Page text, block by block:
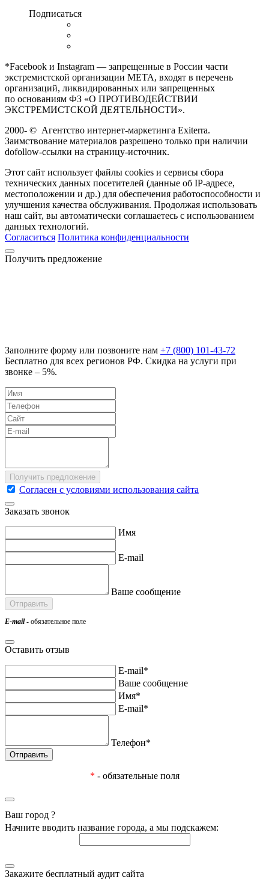
Подписаться
*Facebook и Instagram — запрещенные в России части
экстремистской организации META, входят в перечень
организаций, ликвидированных или запрещенных
по основаниям ФЗ «О ПРОТИВОДЕЙСТВИИ
ЭКСТРЕМИСТСКОЙ ДЕЯТЕЛЬНОСТИ».
2000- © Агентство интернет-маркетинга Exiterra.
Заимствование материалов разрешено только при наличии
dofollow-ссылки на страницу-источник.
Этот сайт использует файлы cookies и сервисы сбора
технических данных посетителей (данные об IP-адресе,
местоположении и др.) для обеспечения работоспособности и
улучшения качества обслуживания. Продолжая использовать
наш сайт, вы автоматически соглашаетесь с использованием
данных технологий.
Согласиться Политика конфиденциальности
Получить предложение
Заполните форму или позвоните нам +7 (800) 101-43-72
Бесплатно для всех регионов РФ. Скидка на услуги при
звонке – 5%.
Согласен с условиями использования сайта
Заказать звонок
Имя
E-mail
Ваше сообщение
E-mail- обязательное поле
Оставить отзыв
E-mail*
Ваше сообщение
Имя*
E-mail*
Телефон*
* - обязательные поля
Ваш город ?
Начните вводить название города, а мы подскажем:
Закажите бесплатный аудит сайта